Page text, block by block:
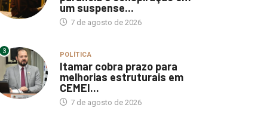
um suspense...
7 de agosto de 2026
3 POLÍTICA
Itamar cobra prazo para
melhorias estruturais em
CEMEI...
7 de agosto de 2026